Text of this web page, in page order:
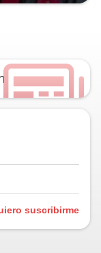
suscribirme